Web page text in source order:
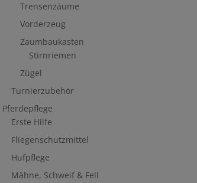
Trensenzäume
Vorderzeug
Zaumbaukasten
Stirnriemen
Zügel
Turnierzubehör
Pferdepflege
Erste Hilfe
Fliegenschutzmittel
Hufpflege
Mähne, Schweif & Fell